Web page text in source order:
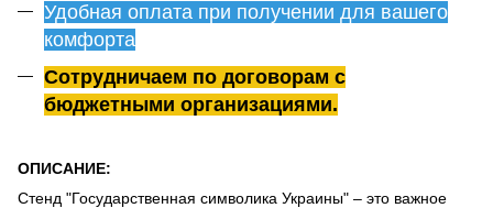
Удобная оплата при получении для вашего
комфорта
Сотрудничаем по договорам с
бюджетными организациями.
ОПИСАНИЕ:
Стенд "Государственная символика Украины" – это важное